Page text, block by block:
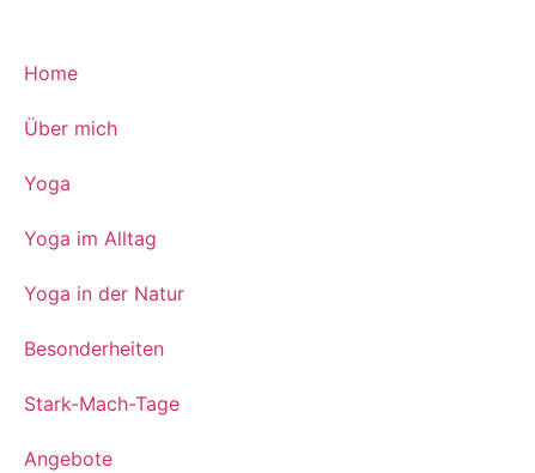
Home
Über mich
Yoga
Yoga im Alltag
Yoga in der Natur
Besonderheiten
Stark-Mach-Tage
Angebote